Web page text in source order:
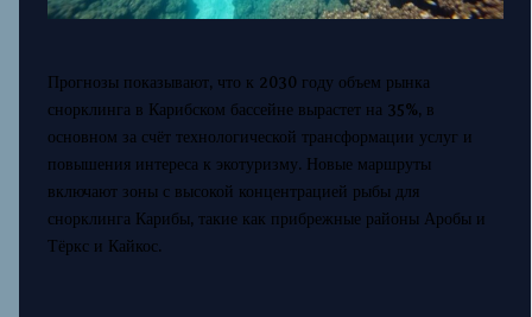
Прогнозы показывают, что к 2030 году объем рынка
снорклинга в Карибском бассейне вырастет на 35%, в
основном за счёт технологической трансформации услуг и
повышения интереса к экотуризму. Новые маршруты
включают зоны с высокой концентрацией рыбы для
снорклинга Карибы, такие как прибрежные районы Аробы и
Тёркс и Кайкос.